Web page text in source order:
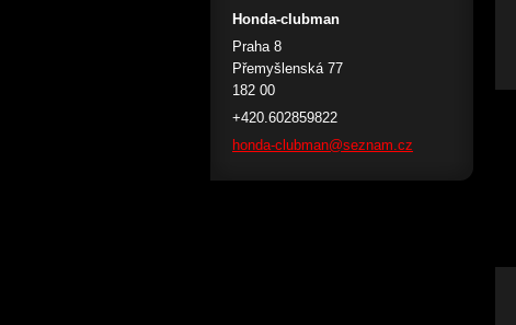
Honda-clubman
Praha 8
Přemyšlenská 77
182 00
+420.602859822
honda-cl ubman@seznam.cz